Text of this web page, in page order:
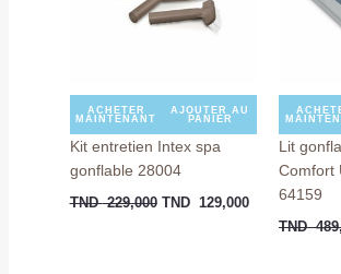
ACHETER
MAINTENANT
AJOUTER AU
PANIER
Kit entretien Intex spa
gonflable 28004
TND229,000 TND 129,000
Lit
Comfort
64159
TND